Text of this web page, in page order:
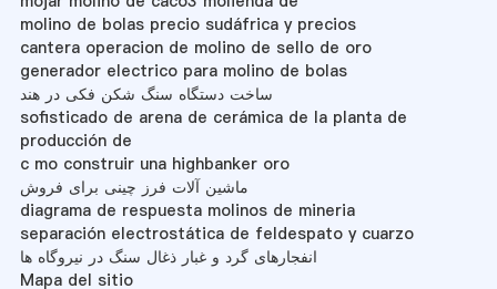
molino de bolas precio sudáfrica y precios
cantera operacion de molino de sello de oro
generador electrico para molino de bolas
ساخت دستگاه سنگ شکن فکی در هند
sofisticado de arena de cerámica de la planta de
producción de
c mo construir una highbanker oro
ماشین آلات فرز چینی برای فروش
diagrama de respuesta molinos de mineria
separación electrostática de feldespato y cuarzo
انفجارهای گرد و غبار ذغال سنگ در نیروگاه ها
Mapa del sitio